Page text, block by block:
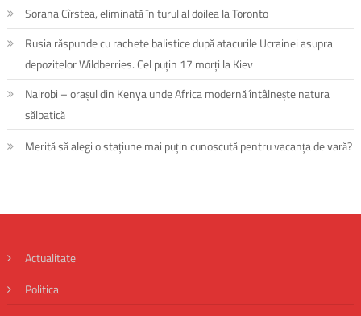
Sorana Cîrstea, eliminată în turul al doilea la Toronto
Rusia răspunde cu rachete balistice după atacurile Ucrainei asupra
depozitelor Wildberries. Cel puțin 17 morți la Kiev
Nairobi – orașul din Kenya unde Africa modernă întâlnește natura
sălbatică
Merită să alegi o stațiune mai puțin cunoscută pentru vacanța de vară?
Actualitate
Politica